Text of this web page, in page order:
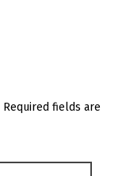
Required fields are